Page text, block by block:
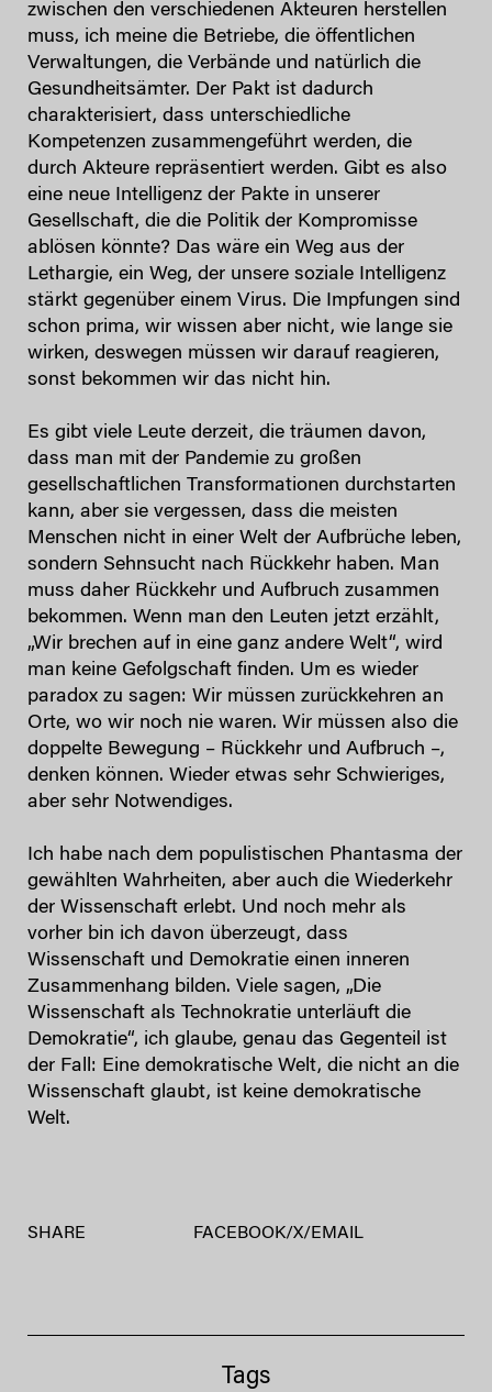
zwischen den verschiedenen Akteuren herstellen
muss, ich meine die Betriebe, die öffentlichen
Verwaltungen, die Verbände und natürlich die
Gesundheitsämter. Der Pakt ist dadurch
charakterisiert, dass unterschiedliche
Kompetenzen zusammengeführt werden, die
durch Akteure repräsentiert werden. Gibt es also
eine neue Intelligenz der Pakte in unserer
Gesellschaft, die die Politik der Kompromisse
ablösen könnte? Das wäre ein Weg aus der
Lethargie, ein Weg, der unsere soziale Intelligenz
stärkt gegenüber einem Virus. Die Impfungen sind
schon prima, wir wissen aber nicht, wie lange sie
wirken, deswegen müssen wir darauf reagieren,
sonst bekommen wir das nicht hin.
Es gibt viele Leute derzeit, die träumen davon,
dass man mit der Pandemie zu großen
gesellschaftlichen Transformationen durchstarten
kann, aber sie vergessen, dass die meisten
Menschen nicht in einer Welt der Aufbrüche leben,
sondern Sehnsucht nach Rückkehr haben. Man
muss daher Rückkehr und Aufbruch zusammen
bekommen. Wenn man den Leuten jetzt erzählt,
„Wir brechen auf in eine ganz andere Welt“, wird
man keine Gefolgschaft finden. Um es wieder
paradox zu sagen: Wir müssen zurückkehren an
Orte, wo wir noch nie waren. Wir müssen also die
doppelte Bewegung – Rückkehr und Aufbruch –,
denken können. Wieder etwas sehr Schwieriges,
aber sehr Notwendiges.
Ich habe nach dem populistischen Phantasma der
gewählten Wahrheiten, aber auch die Wiederkehr
der Wissenschaft erlebt. Und noch mehr als
vorher bin ich davon überzeugt, dass
Wissenschaft und Demokratie einen inneren
Zusammenhang bilden. Viele sagen, „Die
Wissenschaft als Technokratie unterläuft die
Demokratie“, ich glaube, genau das Gegenteil ist
der Fall: Eine demokratische Welt, die nicht an die
Wissenschaft glaubt, ist keine demokratische
Welt.
SHARE FACEBOOK/X/EMAIL
Tags